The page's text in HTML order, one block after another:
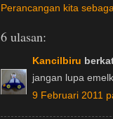
Perancangan kita
6 ulasan:
Kancilbiru
jangan lupa
9 Februari 2011